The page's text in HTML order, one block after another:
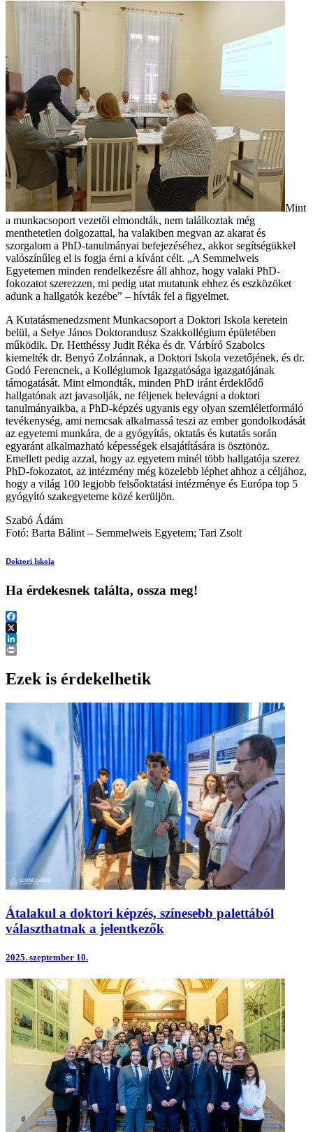
Mint
a munkacsoport vezetői elmondták, nem találkoztak még
menthetetlen dolgozattal, ha valakiben megvan az akarat és
szorgalom a PhD-tanulmányai befejezéséhez, akkor segítségükkel
valószínűleg el is fogja érni a kívánt célt. „A Semmelweis
Egyetemen minden rendelkezésre áll ahhoz, hogy valaki PhD-
fokozatot szerezzen, mi pedig utat mutatunk ehhez és eszközöket
adunk a hallgatók kezébe” – hívták fel a figyelmet.
A Kutatásmenedzsment Munkacsoport a Doktori Iskola keretein
belül, a Selye János Doktorandusz Szakkollégium épületében
működik. Dr. Hetthéssy Judit Réka és dr. Várbíró Szabolcs
kiemelték dr. Benyó Zolzánnak, a Doktori Iskola vezetőjének, és dr.
Godó Ferencnek, a Kollégiumok Igazgatósága igazgatójának
támogatását. Mint elmondták, minden PhD iránt érdeklődő
hallgatónak azt javasolják, ne féljenek belevágni a doktori
tanulmányaikba, a PhD-képzés ugyanis egy olyan szemléletformáló
tevékenység, ami nemcsak alkalmassá teszi az ember gondolkodását
az egyetemi munkára, de a gyógyítás, oktatás és kutatás során
egyaránt alkalmazható képességek elsajátítására is ösztönöz.
Emellett pedig azzal, hogy az egyetem minél több hallgatója szerez
PhD-fokozatot, az intézmény még közelebb léphet ahhoz a céljához,
hogy a világ 100 legjobb felsőoktatási intézménye és Európa top 5
gyógyító szakegyeteme közé kerüljön.
Szabó Ádám
Fotó: Barta Bálint – Semmelweis Egyetem; Tari Zsolt
Doktori Iskola
Ha érdekesnek találta, ossza meg!
Facebook
X
LinkedIn
Ezek is érdekelhetik
Átalakul a doktori képzés, színesebb palettából
választhatnak a jelentkezők
2025. szeptember 10.